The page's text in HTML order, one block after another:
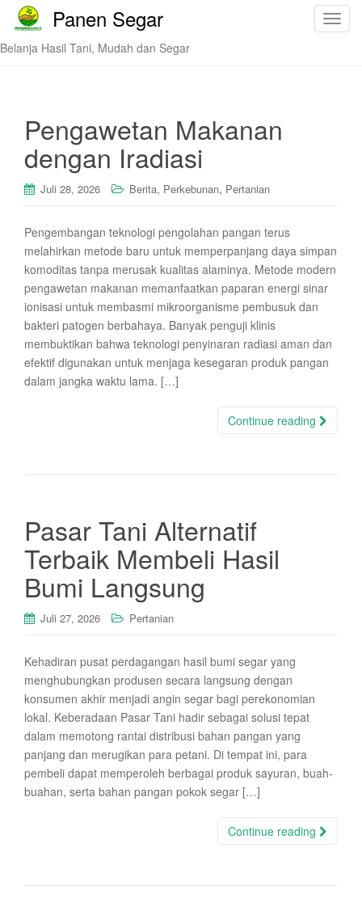
T
Panen Segar
Belanja Hasil Tani, Mudah dan Segar
Pengawetan Makanan
dengan Iradiasi
Juli 28, 2026 Berita, Perkebunan, Pertanian
Pengembangan teknologi pengolahan pangan terus
melahirkan metode baru untuk memperpanjang daya simpan
komoditas tanpa merusak kualitas alaminya. Metode modern
pengawetan makanan memanfaatkan paparan energi sinar
ionisasi untuk membasmi mikroorganisme pembusuk dan
bakteri patogen berbahaya. Banyak penguji klinis
membuktikan bahwa teknologi penyinaran radiasi aman dan
efektif digunakan untuk menjaga kesegaran produk pangan
dalam jangka waktu lama. […]
Continue reading
Pasar Tani Alternatif
Terbaik Membeli Hasil
Bumi Langsung
Juli 27, 2026 Pertanian
Kehadiran pusat perdagangan hasil bumi segar yang
menghubungkan produsen secara langsung dengan
konsumen akhir menjadi angin segar bagi perekonomian
lokal. Keberadaan Pasar Tani hadir sebagai solusi tepat
dalam memotong rantai distribusi bahan pangan yang
panjang dan merugikan para petani. Di tempat ini, para
pembeli dapat memperoleh berbagai produk sayuran, buah-
buahan, serta bahan pangan pokok segar […]
Continue reading